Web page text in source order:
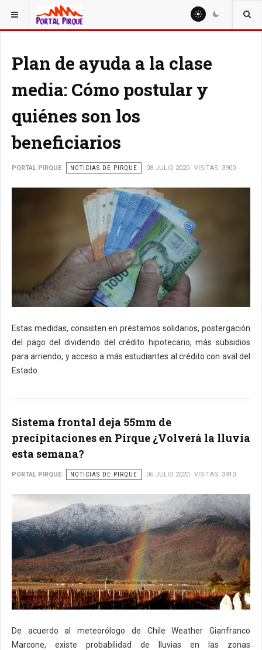
ESTÁ AQUÍ: NOTICIAS
Plan de ayuda a la clase
media: Cómo postular y
quiénes son los
beneficiarios
PORTAL PIRQUE NOTICIAS DE PIRQUE 08 JULIO 2020 VISITAS: 3900
Estas medidas, consisten en préstamos solidarios, postergación
del pago del dividendo del crédito hipotecario, más subsidios
para arriendo, y acceso a más estudiantes al crédito con aval del
Estado.
Sistema frontal deja 55mm de
precipitaciones en Pirque ¿Volverá la lluvia
esta semana?
PORTAL PIRQUE NOTICIAS DE PIRQUE 06 JULIO 2020 VISITAS: 3910
De acuerdo al meteorólogo de Chile Weather Gianfranco
Marcone, existe probabilidad de lluvias en las zonas